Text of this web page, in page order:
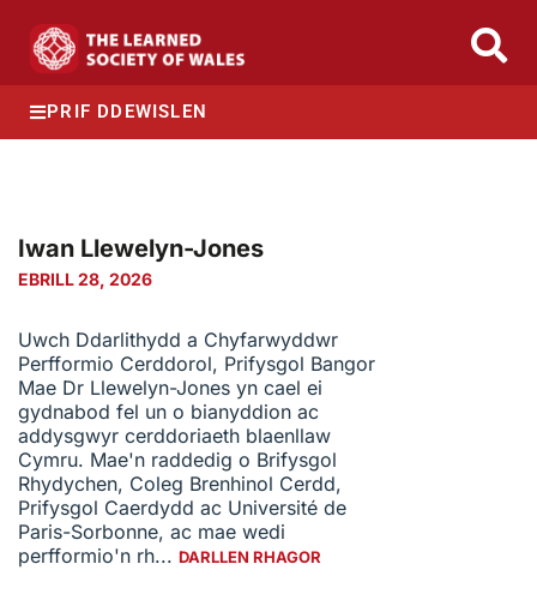
PRIF DDEWISLEN
Iwan Llewelyn-Jones
EBRILL 28, 2026
Uwch Ddarlithydd a Chyfarwyddwr
Perfformio Cerddorol, Prifysgol Bangor
Mae Dr Llewelyn-Jones yn cael ei
gydnabod fel un o bianyddion ac
addysgwyr cerddoriaeth blaenllaw
Cymru. Mae'n raddedig o Brifysgol
Rhydychen, Coleg Brenhinol Cerdd,
Prifysgol Caerdydd ac Université de
Paris-Sorbonne, ac mae wedi
perfformio'n rh... DARLLEN RHAGOR